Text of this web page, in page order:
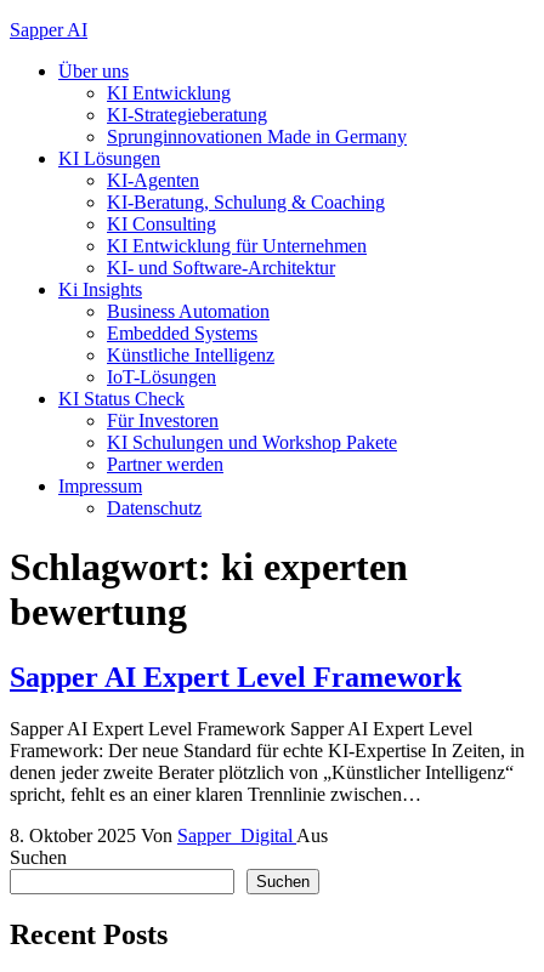
Zum
springen
Sapper AI
Über uns
KI Entwicklung
KI-Strategieberatung
Sprunginnovationen Made in Germany
KI Lösungen
KI-Agenten
KI-Beratung, Schulung & Coaching
KI Consulting
KI Entwicklung für Unternehmen
KI- und Software-Architektur
Ki Insights
Business Automation
Embedded Systems
Künstliche Intelligenz
IoT-Lösungen
KI Status Check
Für Investoren
KI Schulungen und Workshop Pakete
Partner werden
Impressum
Datenschutz
Schlagwort: ki experten
bewertung
Sapper AI Expert Level Framework
Sapper AI Expert Level Framework Sapper AI Expert Level
Framework: Der neue Standard für echte KI-Expertise In Zeiten, in
denen jeder zweite Berater plötzlich von „Künstlicher Intelligenz“
spricht, fehlt es an einer klaren Trennlinie zwischen…
8. Oktober 2025 Von Sapper_Digital Aus
Suchen
Suchen
Recent Posts